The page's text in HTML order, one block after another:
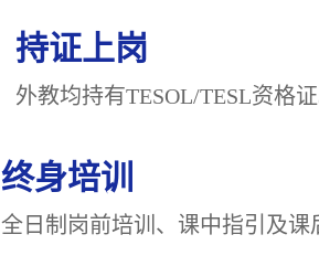
持证上岗
外教均持有TESOL/
终身培训
全日制岗前培训、课中指引及课